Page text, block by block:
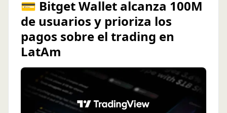
💳 Bitget Wallet alcanza 100M
de usuarios y prioriza los
pagos sobre el trading en
LatAm